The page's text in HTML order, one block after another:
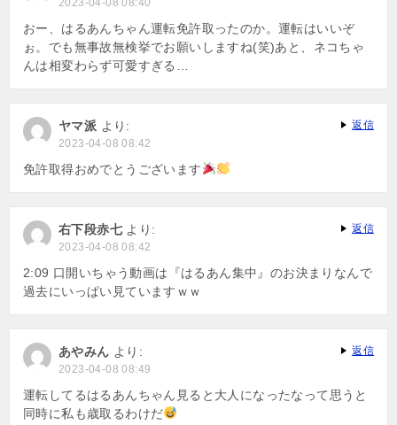
おー、はるあんちゃん運転免許取ったのか。運転はいいぞ
ぉ。でも無事故無検挙でお願いしますね(笑)あと、ネコちゃ
んは相変わらず可愛すぎる…
ヤマ派 より:
2023-04-08 08:42
免許取得おめでとうございます
返信
右下段赤七 より:
2023-04-08 08:42
2:09 口開いちゃう動画は『はるあん集中』のお決まりなんで
過去にいっぱい見ていますｗｗ
返信
あやみん より:
2023-04-08 08:49
運転してるはるあんちゃん見ると大人になったなって思うと
同時に私も歳取るわけだ
返信